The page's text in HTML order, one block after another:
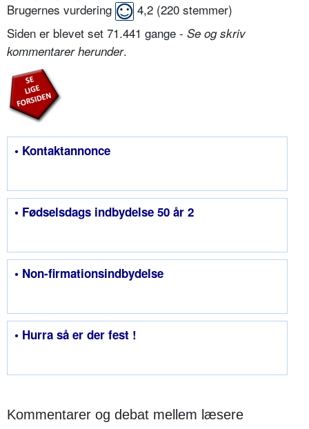
Brugernes vurdering 4,2 (220 stemmer)
Siden er blevet set 71.441 gange - Se og skriv
kommentarer herunder.
• Kontaktannonce
• Fødselsdags indbydelse 50 år 2
• Non-firmationsindbydelse
• Hurra så er der fest !
Kommentarer og debat mellem læsere